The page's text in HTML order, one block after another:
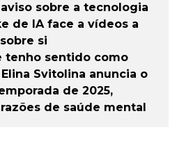
sobre a tecnologia
de IA face a vídeos a
si
tenho sentido como
Svitolina anuncia o
de 2025,
de saúde mental